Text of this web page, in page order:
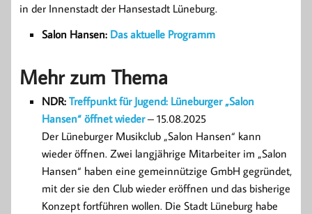
in der Innenstadt der Hansestadt Lüneburg.
Salon Hansen: Das aktuelle Programm
Mehr zum Thema
NDR: Treffpunkt für Jugend: Lüneburger „Salon
Hansen“ öffnet wieder– 15.08.2025
Der Lüneburger Musikclub „Salon Hansen“ kann
wieder öffnen. Zwei langjährige Mitarbeiter im „Salon
Hansen“ haben eine gemeinnützige GmbH gegründet,
mit der sie den Club wieder eröffnen und das bisherige
Konzept fortführen wollen. Die Stadt Lüneburg habe